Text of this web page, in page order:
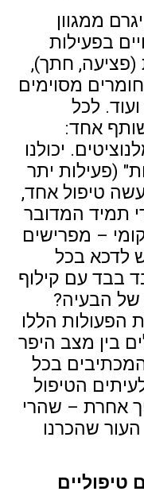
ממגוון
בפעילות
(פציעה, חתך),
מסוימים
לכל
אחד:
יכולנו
(פעילות יתר
טיפול אחד,
תמיד המדובר
– מפרישים
לדכא בכל
בבד עם קילוף
של הבעיה?
הפעולות הללו
בין מצב היפר
בכל
הטיפול
אחרת – שהרי
שהכרנו